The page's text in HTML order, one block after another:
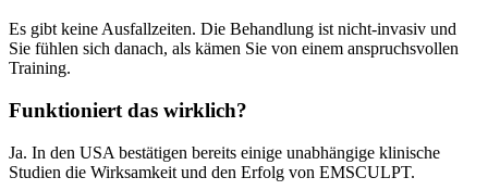
Es gibt keine Ausfallzeiten. Die Behandlung ist nicht-invasiv und
Sie fühlen sich danach, als kämen Sie von einem anspruchsvollen
Training.
Funktioniert das wirklich?
Ja. In den USA bestätigen bereits einige unabhängige klinische
Studien die Wirksamkeit und den Erfolg von EMSCULPT.